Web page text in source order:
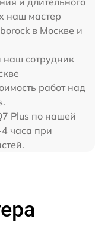
наш мастер
в Москве и
наш сотрудник
работ над
Plus по нашей
часа при